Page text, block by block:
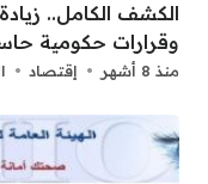
وقرارات حكومية
منذ 8 أشهر إقتصاد